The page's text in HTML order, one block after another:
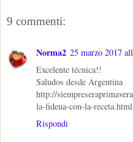
9 commenti:
Norma2 25 marzo 2017
Excelente técnica!!
Saludos desde Argentina
http://
la-fideua-con-la-receta.html
Rispondi